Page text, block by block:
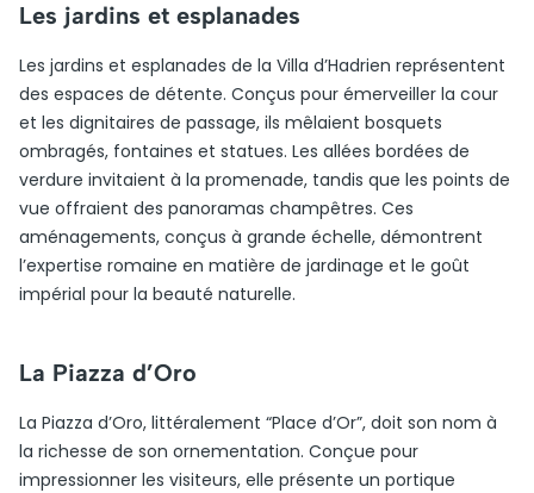
Les jardins et esplanades
Les jardins et esplanades de la Villa d’Hadrien représentent
des espaces de détente. Conçus pour émerveiller la cour
et les dignitaires de passage, ils mêlaient bosquets
ombragés, fontaines et statues. Les allées bordées de
verdure invitaient à la promenade, tandis que les points de
vue offraient des panoramas champêtres. Ces
aménagements, conçus à grande échelle, démontrent
l’expertise romaine en matière de jardinage et le goût
impérial pour la beauté naturelle.
La Piazza d’Oro
La Piazza d’Oro, littéralement “Place d’Or”, doit son nom à
la richesse de son ornementation. Conçue pour
impressionner les visiteurs, elle présente un portique